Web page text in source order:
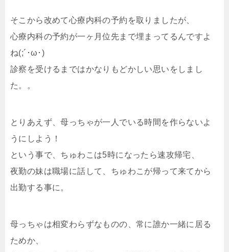
そこから改めて心療内科の予約を取りましたが、
心療内科の予約が一ヶ月位先まで埋まってるんですよ
ね(;´･ω･)
診察を受けるまではかなりもどかしい思いをしまし
た。。
とりあえず、母っちゃが一人でいる時間を作らないよ
うにしよう！
という事で、ちゅわこは5時になったら速攻帰宅、
夜勤の妹は職場に話して、ちゅわこが帰って来てから
出勤する事に。
母っちゃは相変わらずなものの、常に誰か一緒に居る
ためか、